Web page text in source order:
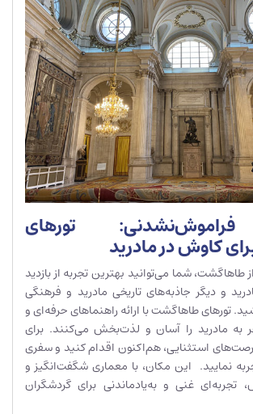
تورهای
کاوش در مادرید
طاهاگشت، شما می‌توانید بهترین تجربه از بازدید
و دیگر جاذبه‌های تاریخی مادرید و فرهنگی
تورهای طاهاگشت با ارائه راهنماهای حرفه‌ای و
به مادرید را آسان و لذت‌بخش می‌کنند. برای
استثنایی، هم‌اکنون اقدام کنید و سفری
نمایید. این مکان، با معماری شگفت‌انگیز و
تجربه‌ای غنی و به‌یادماندنی برای گردشگران